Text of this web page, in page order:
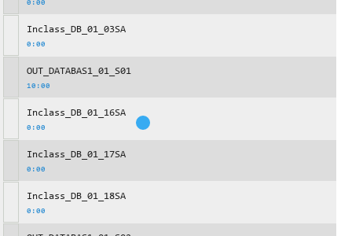
0:00
Inclass_DB_01_03SA
0:00
OUT_DATABAS1_01_S01
10:00
Inclass_DB_01_16SA
0:00
Inclass_DB_01_17SA
0:00
Inclass_DB_01_18SA
0:00